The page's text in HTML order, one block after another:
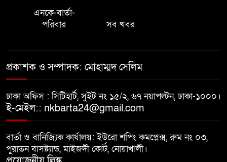
হাতে ধর্ষণের শিকার স্কুলছাত্রী
গভীর রাতে চাচীর ঘরে ভাতিজা,
পুরুষাঙ্গ কেটে উধাও চাচী
নোয়াখালীতে র‌্যাবের অভিযান: ২
চাঞ্চল্যকর হত্যা মামলার আসামিসহ
গ্রেপ্তার ৪
বাসি খাবার বিক্রির অভিযোগ, দুই
এনকে-বার্তা-
পরিবার
সব খবর
প্রকাশক ও সম্পাদক: মোহাম্মদ সেলিম
ঢাকা অফিস : সিটিহার্ট, সুইট নং ১৫/২, ৬৭ নয়াপল্টন, ঢাকা-১০০০।
ই-মেইল:: nkbarta24@gmail.com
বার্তা ও বানিজ্যিক কার্যালয়: ইউরো শপিং কমপ্লেক্স, রুম নং ০৩,
পুরাতন বাসষ্ট্যান্ড, মাইজদী কোর্ট, নোয়াখালী।